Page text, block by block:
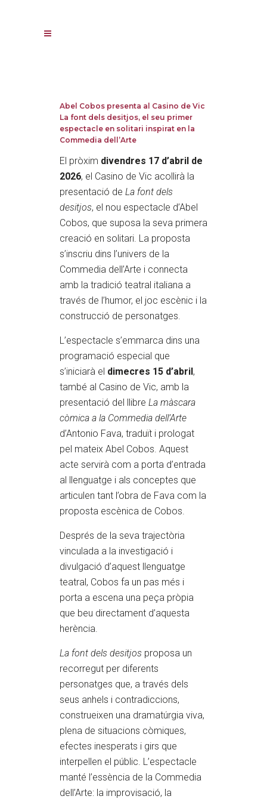
Abel Cobos presenta al Casino de Vic
La font dels desitjos, el seu primer
espectacle en solitari inspirat en la
Commedia dell’Arte
El pròxim divendres 17 d’abril de
2026, el Casino de Vic acollirà la
presentació de La font dels
desitjos, el nou espectacle d’Abel
Cobos, que suposa la seva primera
creació en solitari. La proposta
s’inscriu dins l’univers de la
Commedia dell’Arte i connecta
amb la tradició teatral italiana a
través de l’humor, el joc escènic i la
construcció de personatges.
L’espectacle s’emmarca dins una
programació especial que
s’iniciarà el dimecres 15 d’abril,
també al Casino de Vic, amb la
presentació del llibre La màscara
còmica a la Commedia dell’Arte
d’Antonio Fava, traduït i prologat
pel mateix Abel Cobos. Aquest
acte servirà com a porta d’entrada
al llenguatge i als conceptes que
articulen tant l’obra de Fava com la
proposta escènica de Cobos.
Després de la seva trajectòria
vinculada a la investigació i
divulgació d’aquest llenguatge
teatral, Cobos fa un pas més i
porta a escena una peça pròpia
que beu directament d’aquesta
herència.
La font dels desitjos proposa un
recorregut per diferents
personatges que, a través dels
seus anhels i contradiccions,
construeixen una dramatúrgia viva,
plena de situacions còmiques,
efectes inesperats i girs que
interpellen el públic. L’espectacle
manté l’essència de la Commedia
dell’Arte: la improvisació, la